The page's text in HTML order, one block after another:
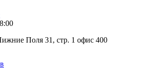
Поля 31, стр. 1 офис 400